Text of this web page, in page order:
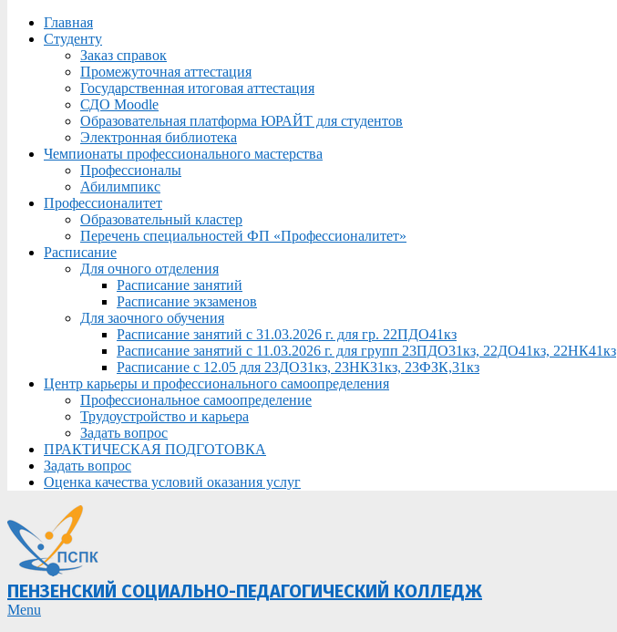
Menu
Главная
Студенту
Заказ справок
Промежуточная аттестация
Государственная итоговая аттестация
СДО Moodle
Образовательная платформа ЮРАЙТ для студентов
Электронная библиотека
Чемпионаты профессионального мастерства
Профессионалы
Абилимпикс
Профессионалитет
Образовательный кластер
Перечень специальностей ФП «Профессионалитет»
Расписание
Для очного отделения
Расписание занятий
Расписание экзаменов
Для заочного обучения
Расписание занятий с 31.03.2026 г. для гр. 22ПДО41кз
Расписание занятий с 11.03.2026 г. для групп 23ПДО31кз, 22ДО41кз, 22НК41кз
Расписание с 12.05 для 23ДО31кз, 23НК31кз, 23ФЗК,31кз
Центр карьеры и профессионального самоопределения
Профессиональное самоопределение
Трудоустройство и карьера
Задать вопрос
ПРАКТИЧЕСКАЯ ПОДГОТОВКА
Задать вопрос
Оценка качества условий оказания услуг
ПЕНЗЕНСКИЙ СОЦИАЛЬНО-ПЕДАГОГИЧЕСКИЙ КОЛЛЕДЖ
Primary
Menu